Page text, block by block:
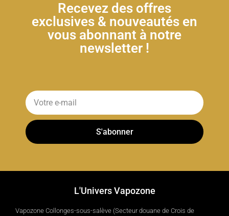
Recevez des offres
exclusives & nouveautés en
vous abonnant à notre
newsletter !
S'abonner
L'Univers Vapozone
Vapozone Collonges-sous-salève (Secteur douane de Crois de